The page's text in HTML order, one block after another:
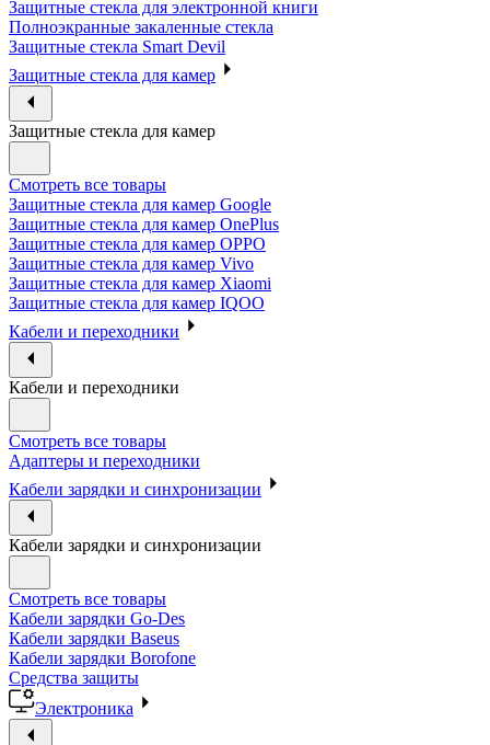
Защитные стекла для электронной книги
Полноэкранные закаленные стекла
Защитные стекла Smart Devil
Защитные стекла для камер
Защитные стекла для камер
Смотреть все товары
Защитные стекла для камер Google
Защитные стекла для камер OnePlus
Защитные стекла для камер OPPO
Защитные стекла для камер Vivo
Защитные стекла для камер Xiaomi
Защитные стекла для камер IQOO
Кабели и переходники
Кабели и переходники
Смотреть все товары
Адаптеры и переходники
Кабели зарядки и синхронизации
Кабели зарядки и синхронизации
Смотреть все товары
Кабели зарядки Go-Des
Кабели зарядки Baseus
Кабели зарядки Borofone
Средства защиты
Электроника